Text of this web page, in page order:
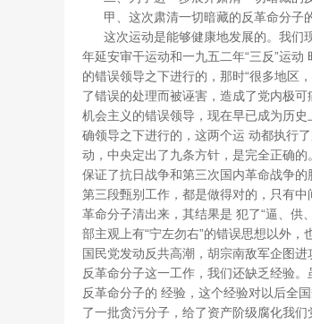
甲、这次肃清一切暗藏的反革命分子
这次运动是能够健康地发展的。我们
年延安审干运动和一九五二年“三反”运
的错误领导之下进行的，那时“很多地区
了错误的处理而被诬害，造成了党内极
机会主义的错误领导，现在早已成为历
确领导之下进行的，这两个运 动都执行
动，中央定出了九条方针，是完全正确
保证了抗日战争和第三次国内革命战争
第三段甄别工作，都是做得对的，只有
革命分子清出来，其结果是 犯了“逼、供
部主观上有“宁左勿右”的错误思想以外
国民党发动反共高潮，胡宗南敌军企图
反革命分子这一工作，我们还缺乏经验
反革命分子的 经验，这个经验对以后全
了一批贪污分子，给了资产阶级腐化我